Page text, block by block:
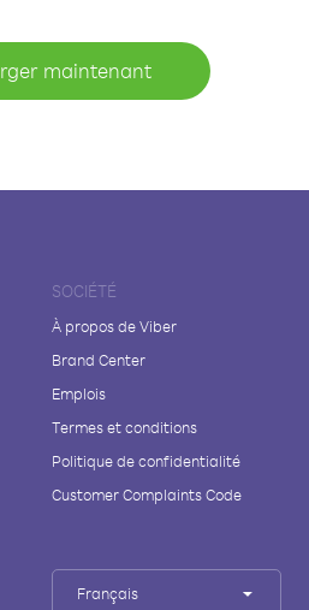
maintenant
SOCIÉTÉ
À propos de Viber
Brand Center
Emplois
Termes et conditions
Politique de confidentialité
Customer Complaints Code
Français